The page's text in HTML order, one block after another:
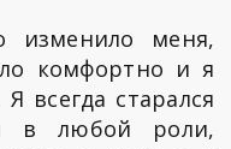
меня,
комфортно и я
всегда старался
в любой роли,